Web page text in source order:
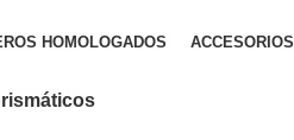
HOMOLOGADOS ACCESORIOS